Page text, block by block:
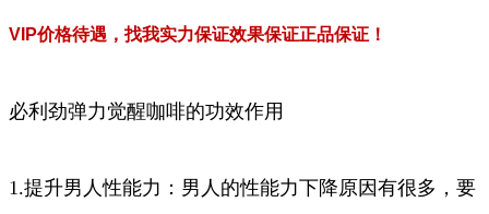
VIP价格待遇，找我实力保证效果保证正品保证！
必利劲弹力觉醒咖啡的功效作用
1.提升男人性能力：男人的性能力下降原因有很多，要